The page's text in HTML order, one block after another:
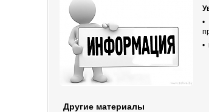
•
•
Другие материалы